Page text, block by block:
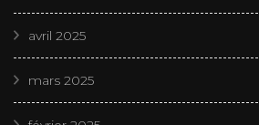
avril 2025
mars 2025